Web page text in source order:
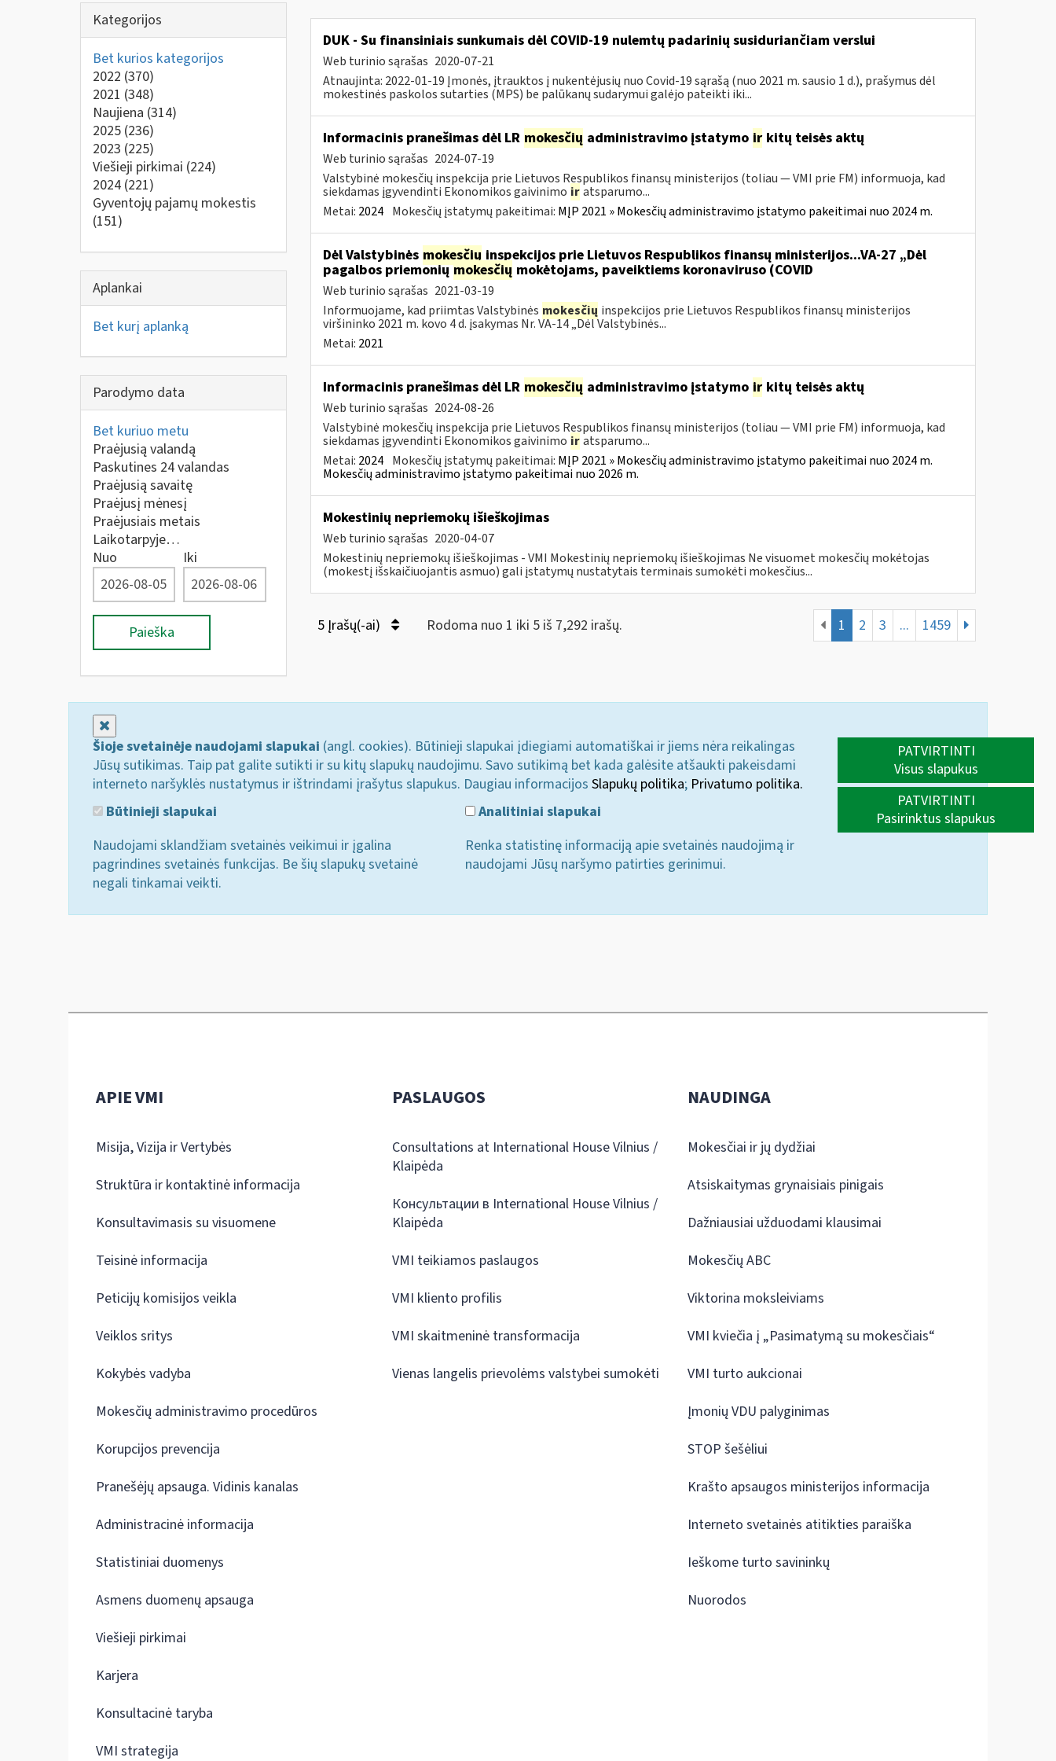
Kategorijos
Bet kurios kategorijos
2022 (370)
2021 (348)
Naujiena (314)
2025 (236)
2023 (225)
Viešieji pirkimai (224)
2024 (221)
Gyventojų pajamų mokestis
(151)
Aplankai
Bet kurį aplanką
Parodymo data
Bet kuriuo metu
Praėjusią valandą
Paskutines 24 valandas
Praėjusią savaitę
Praėjusį mėnesį
Praėjusiais metais
Laikotarpyje…
Nuo
Iki
Paieška
DUK - Su finansiniais sunkumais dėl COVID-19 nulemtų padarinių susiduriančiam verslui
Web turinio sąrašas 2020-07-21
Atnaujinta: 2022-01-19 Įmonės, įtrauktos į nukentėjusių nuo Covid-19 sąrašą (nuo 2021 m. sausio 1 d.), prašymus dėl
mokestinės paskolos sutarties (MPS) be palūkanų sudarymui galėjo pateikti iki...
Informacinis pranešimas dėl LR mokesčių administravimo įstatymo irkitų teisės aktų
Web turinio sąrašas 2024-07-19
Valstybinė mokesčių inspekcija prie Lietuvos Respublikos finansų ministerijos (toliau — VMI prie FM) informuoja, kad
siekdamas įgyvendinti Ekonomikos gaivinimo ir atsparumo...
Metai: 2024 Mokesčių įstatymų pakeitimai: MĮP 2021 » Mokesčių administravimo įstatymo pakeitimai nuo 2024 m.
Dėl Valstybinės mokesčiųinspekcijos prie Lietuvos Respublikos finansų ministerijos...VA-27 „Dėl
pagalbos priemoniųmokesčių mokėtojams, paveiktiems koronaviruso (COVID
Web turinio sąrašas 2021-03-19
Informuojame, kad priimtas Valstybinės mokesčių inspekcijos prie Lietuvos Respublikos finansų ministerijos
viršininko 2021 m. kovo 4 d. įsakymas Nr. VA-14 „Dėl Valstybinės...
Metai: 2021
Informacinis pranešimas dėl LR mokesčių administravimo įstatymo irkitų teisės aktų
Web turinio sąrašas 2024-08-26
Valstybinė mokesčių inspekcija prie Lietuvos Respublikos finansų ministerijos (toliau — VMI prie FM) informuoja, kad
siekdamas įgyvendinti Ekonomikos gaivinimo ir atsparumo...
Metai: 2024 Mokesčių įstatymų pakeitimai: MĮP 2021 » Mokesčių administravimo įstatymo pakeitimai nuo 2024 m.
Mokesčių administravimo įstatymo pakeitimai nuo 2026 m.
Mokestinių nepriemokų išieškojimas
Web turinio sąrašas 2020-04-07
Mokestinių nepriemokų išieškojimas - VMI Mokestinių nepriemokų išieškojimas Ne visuomet mokesčių mokėtojas
(mokestį išskaičiuojantis asmuo) gali įstatymų nustatytais terminais sumokėti mokesčius...
5 Įrašų(-ai) Rodoma nuo 1 iki 5 iš 7,292 irašų. 1 2 3 ... 1459
Šioje svetainėje naudojami slapukai (angl. cookies). Būtinieji slapukai įdiegiami automatiškai ir jiems nėra reikalingas
Jūsų sutikimas. Taip pat galite sutikti ir su kitų slapukų naudojimu. Savo sutikimą bet kada galėsite atšaukti pakeisdami
interneto naršyklės nustatymus ir ištrindami įrašytus slapukus. Daugiau informacijos Slapukų politika; Privatumo politika.
Būtinieji slapukai
Naudojami sklandžiam svetainės veikimui ir įgalina
pagrindines svetainės funkcijas. Be šių slapukų svetainė
negali tinkamai veikti.
Analitiniai slapukai
Renka statistinę informaciją apie svetainės naudojimą ir
naudojami Jūsų naršymo patirties gerinimui.
PATVIRTINTI
Visus slapukus
PATVIRTINTI
Pasirinktus slapukus
APIE VMI
Misija, Vizija ir Vertybės
Struktūra ir kontaktinė informacija
Konsultavimasis su visuomene
Teisinė informacija
Peticijų komisijos veikla
Veiklos sritys
Kokybės vadyba
Mokesčių administravimo procedūros
Korupcijos prevencija
Pranešėjų apsauga. Vidinis kanalas
Administracinė informacija
Statistiniai duomenys
Asmens duomenų apsauga
Viešieji pirkimai
Karjera
Konsultacinė taryba
VMI strategija
PASLAUGOS
Consultations at International House Vilnius /
Klaipėda
Консультации в International House Vilnius /
Klaipėda
VMI teikiamos paslaugos
VMI kliento profilis
VMI skaitmeninė transformacija
Vienas langelis prievolėms valstybei sumokėti
NAUDINGA
Mokesčiai ir jų dydžiai
Atsiskaitymas grynaisiais pinigais
Dažniausiai užduodami klausimai
Mokesčių ABC
Viktorina moksleiviams
VMI kviečia į „Pasimatymą su mokesčiais“
VMI turto aukcionai
Įmonių VDU palyginimas
STOP šešėliui
Krašto apsaugos ministerijos informacija
Interneto svetainės atitikties paraiška
Ieškome turto savininkų
Nuorodos